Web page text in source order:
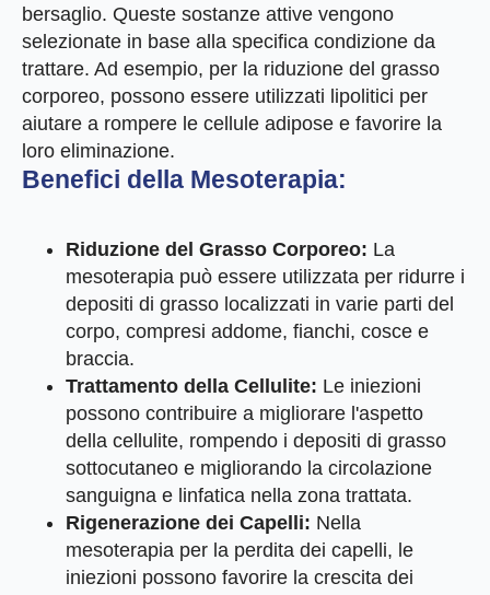
bersaglio. Queste sostanze attive vengono
selezionate in base alla specifica condizione da
trattare. Ad esempio, per la riduzione del grasso
corporeo, possono essere utilizzati lipolitici per
aiutare a rompere le cellule adipose e favorire la
loro eliminazione.
Benefici della Mesoterapia:
Riduzione del Grasso Corporeo: La
mesoterapia può essere utilizzata per ridurre i
depositi di grasso localizzati in varie parti del
corpo, compresi addome, fianchi, cosce e
braccia.
Trattamento della Cellulite: Le iniezioni
possono contribuire a migliorare l'aspetto
della cellulite, rompendo i depositi di grasso
sottocutaneo e migliorando la circolazione
sanguigna e linfatica nella zona trattata.
Rigenerazione dei Capelli: Nella
mesoterapia per la perdita dei capelli, le
iniezioni possono favorire la crescita dei